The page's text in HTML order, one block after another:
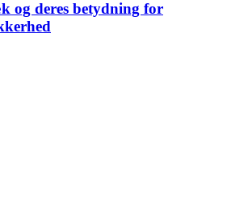
og deres betydning for